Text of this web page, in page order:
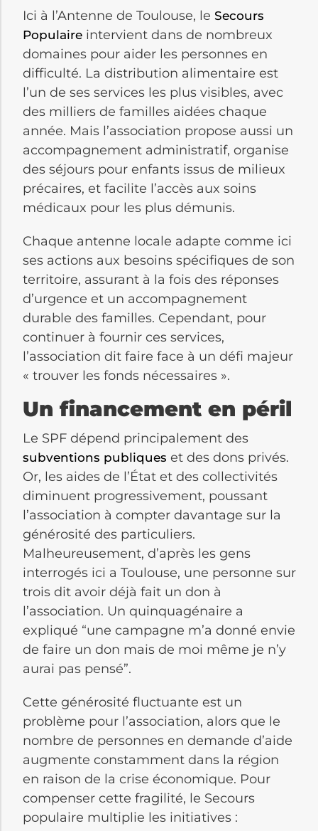
Ici à l’Antenne de Toulouse, le Secours
Populaire intervient dans de nombreux
domaines pour aider les personnes en
difficulté. La distribution alimentaire est
l’un de ses services les plus visibles, avec
des milliers de familles aidées chaque
année. Mais l’association propose aussi un
accompagnement administratif, organise
des séjours pour enfants issus de milieux
précaires, et facilite l’accès aux soins
médicaux pour les plus démunis.
Chaque antenne locale adapte comme ici
ses actions aux besoins spécifiques de son
territoire, assurant à la fois des réponses
d’urgence et un accompagnement
durable des familles. Cependant, pour
continuer à fournir ces services,
l’association dit faire face à un défi majeur
« trouver les fonds nécessaires ».
Un financement en péril
Le SPF dépend principalement des
subventions publiques et des dons privés.
Or, les aides de l’État et des collectivités
diminuent progressivement, poussant
l’association à compter davantage sur la
générosité des particuliers.
Malheureusement, d’après les gens
interrogés ici a Toulouse, une personne sur
trois dit avoir déjà fait un don à
l’association. Un quinquagénaire a
expliqué “une campagne m’a donné envie
de faire un don mais de moi même je n’y
aurai pas pensé”.
Cette générosité fluctuante est un
problème pour l’association, alors que le
nombre de personnes en demande d’aide
augmente constamment dans la région
en raison de la crise économique. Pour
compenser cette fragilité, le Secours
populaire multiplie les initiatives :